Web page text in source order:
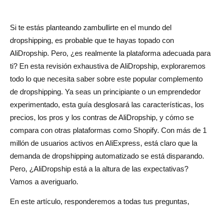
AliExpress
Cómo configurar las opciones de envío y pago
¿Cómo personalizar el tema de tu tienda AliDropship?
Precios y descuentos para AliDropship
Precios de AliDropship: ¿cuáles son los costos?
Revisión de AliDropship: pros y contras
Ventajas de usar AliDropship
Contras de usar AliDropship
AliDropship frente a la competencia: ¿cómo se compara?
Si te estás planteando zambullirte en el mundo del
dropshipping, es probable que te hayas topado con
AliDropship. Pero, ¿es realmente la plataforma adecuada para
ti? En esta revisión exhaustiva de AliDropship, exploraremos
todo lo que necesita saber sobre este popular complemento
de dropshipping. Ya seas un principiante o un emprendedor
experimentado, esta guía desglosará las características, los
precios, los pros y los contras de AliDropship, y cómo se
compara con otras plataformas como Shopify. Con más de 1
millón de usuarios activos en AliExpress, está claro que la
demanda de dropshipping automatizado se está disparando.
Pero, ¿AliDropship está a la altura de las expectativas?
Vamos a averiguarlo.
En este artículo, responderemos a todas tus preguntas,